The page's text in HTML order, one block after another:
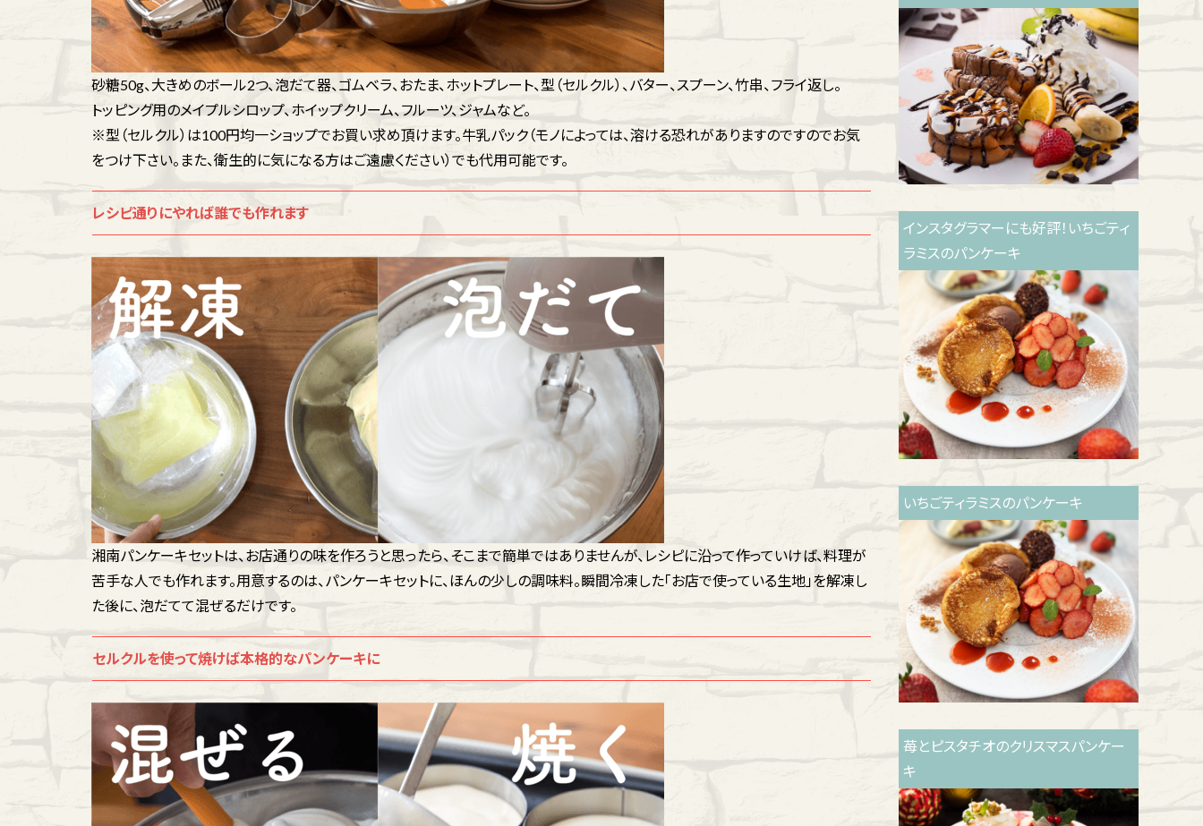
砂糖50g、大きめのボール2つ、泡だて器、ゴムベラ、おたま、ホットプレート、型（セルクル）、バター、スプーン、竹串、フライ返し。
トッピング用のメイプルシロップ、ホイップクリーム、フルーツ、ジャムなど。
※型（セルクル）は100円均一ショップでお買い求め頂けます。牛乳パック（モノによっては、溶ける恐れがありますのですのでお気
をつけ下さい。また、衛生的に気になる方はご遠慮ください）でも代用可能です。
レシピ通りにやれば誰でも作れます
湘南パンケーキセットは、お店通りの味を作ろうと思ったら、そこまで簡単ではありませんが、レシピに沿って作っていけば、料理が
苦手な人でも作れます。用意するのは、パンケーキセットに、ほんの少しの調味料。瞬間冷凍した「お店で使っている生地」を解凍し
た後に、泡だてて混ぜるだけです。
セルクルを使って焼けば本格的なパンケーキに
インスタグラマーにも好評！いちごティ
ラミスのパンケーキ
いちごティラミスのパンケーキ
苺とピスタチオのクリスマスパンケー
キ